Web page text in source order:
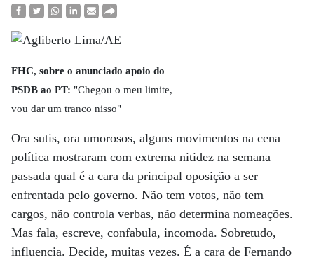
FHC, sobre o anunciado apoio do
PSDB ao PT: "Chegou o meu limite,
vou dar um tranco nisso"
Ora sutis, ora umorosos, alguns movimentos na cena
política mostraram com extrema nitidez na semana
passada qual é a cara da principal oposição a ser
enfrentada pelo governo. Não tem votos, não tem
cargos, não controla verbas, não determina nomeações.
Mas fala, escreve, confabula, incomoda. Sobretudo,
influencia. Decide, muitas vezes. É a cara de Fernando